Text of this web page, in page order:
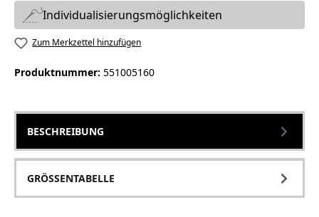
Individualisierungsmöglichkeiten
Zum Merkzettel hinzufügen
Produktnummer: 551005160
BESCHREIBUNG
GRÖSSENTABELLE